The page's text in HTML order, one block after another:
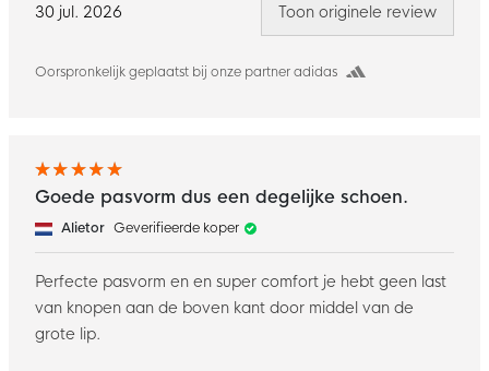
30 jul. 2026
Oorspronkelijk geplaatst bij onze partner adidas
Toon originele review
Goede pasvorm dus een degelijke schoen.
Alietor Geverifieerde koper
Perfecte pasvorm en en super comfort je hebt geen last
van knopen aan de boven kant door middel van de
grote lip.